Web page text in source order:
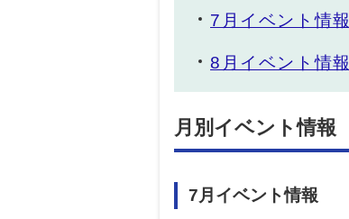
7月イベント情報
8月イベント情報
月別イベント情報
7月イベント情報